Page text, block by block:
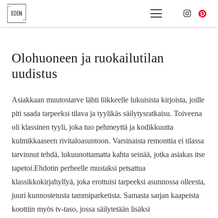
Olohuoneen ja ruokailutilan
uudistus
Asiakkaan muutostarve lähti liikkeelle lukuisista kirjoista, joille
piti saada tarpeeksi tilava ja tyylikäs säilytysratkaisu. Toiveena
oli klassinen tyyli, joka tuo pehmeyttä ja kodikkuutta
kulmikkaaseen rivitaloasuntoon. Varsinaista remonttia ei tilassa
tarvinnut tehdä, lukuunottamatta kahta seinää, jotka asiakas itse
tapetoi.Ehdotin perheelle mustaksi petsattua
klassikkokirjahyllyä, joka erottuisi tarpeeksi asunnossa olleesta,
juuri kunnostetusta tammiparketista. Samasta sarjan kaapeista
koottiin myös tv-taso, jossa säilytetään lisäksi